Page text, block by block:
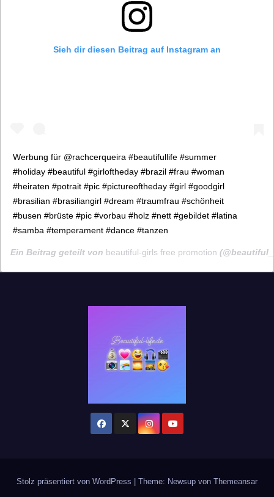
Sieh dir diesen Beitrag auf Instagram an
Werbung für @rachcerqueira #beautifullife #summer
#holiday #beautiful #girloftheday #brazil #frau #woman
#heiraten #potrait #pic #pictureoftheday #girl #goodgirl
#brasilian #brasiliangirl #dream #traumfrau #schönheit
#busen #brüste #pic #vorbau #holz #nett #gebildet #latina
#samba #temperament #dance #tanzen
Ein Beitrag geteilt von beautiful-girls free promotion
Stolz präsentiert von WordPress Theme: Newsup von Themeansar